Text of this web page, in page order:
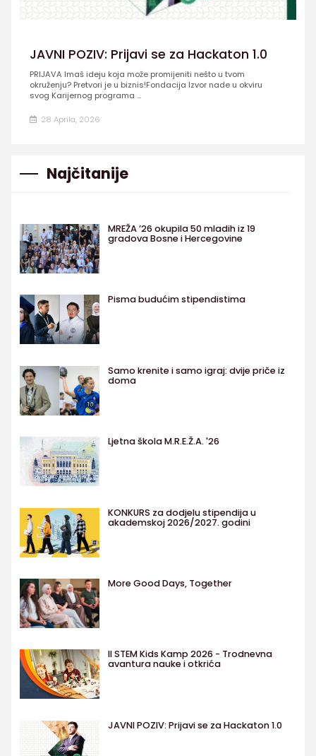
JAVNI POZIV: Prijavi se za Hackaton 1.0
PRIJAVA Imaš ideju koja može promijeniti nešto u tvom
okruženju? Pretvori je u biznis!Fondacija Izvor nade u okviru
svog Karijernog programa ...
28 Aprila, 2026
Najčitanije
MREŽA ’26 okupila 50 mladih iz 19
gradova Bosne i Hercegovine
Pisma budućim stipendistima
Samo krenite i samo igraj: dvije priče iz
doma
Ljetna škola M.R.E.Ž.A. '26
KONKURS za dodjelu stipendija u
akademskoj 2026/2027. godini
More Good Days, Together
II STEM Kids Kamp 2026 - Trodnevna
avantura nauke i otkrića
JAVNI POZIV: Prijavi se za Hackaton 1.0